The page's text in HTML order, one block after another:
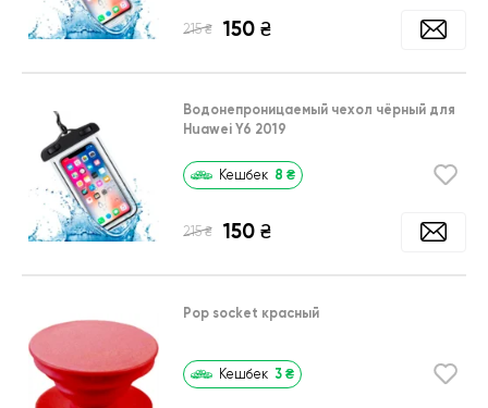
215 ₴ 150 ₴
Водонепроницаемый чехол чёрный для
Huawei Y6 2019
Кешбек 8 ₴
215 ₴ 150 ₴
Pop socket красный
Кешбек 3 ₴